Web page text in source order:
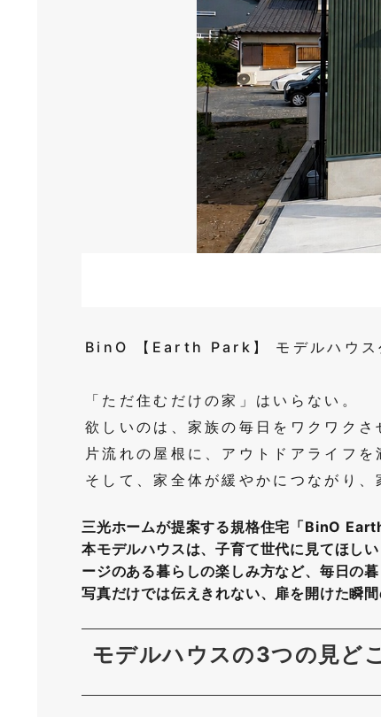
BinO 【Earth Park】 モデルハウス
「ただ住むだけの家」はいらない。
欲しいのは、家族の毎日をワクワクさ
片流れの屋根に、アウトドアライフを
そして、家全体が緩やかにつながり
三光ホームが提案する規格住宅「BinO
本モデルハウスは、子育て世代に見てほし
ージのある暮らしの楽しみ方など、毎日の
写真だけでは伝えきれない、扉を開けた瞬
モデルハウスの3つの見ど